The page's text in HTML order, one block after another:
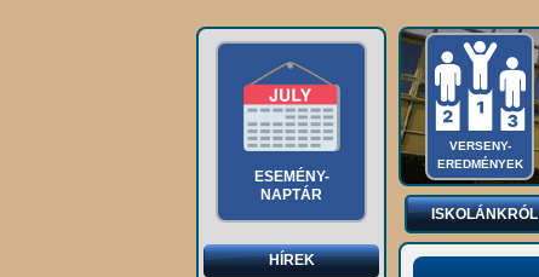
ESEMÉNY-
NAPTÁR
HÍREK
VERSENY-
EREDMÉNYEK
ISKOLÁNKRÓL